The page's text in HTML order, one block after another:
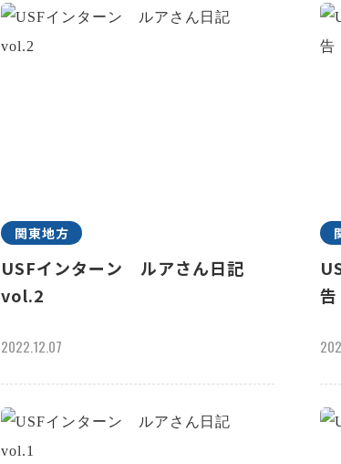
関東地方
USFインターン ルアさん日記
vol.2
2022.12.07
告